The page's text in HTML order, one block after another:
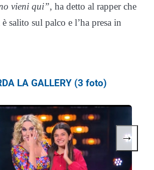
vieni qui”, ha detto al rapper che
salito sul palco e l’ha presa in
LA GALLERY (3 foto)
→